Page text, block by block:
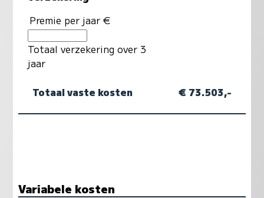
Premie per jaar €
Totaal verzekering over 3
jaar
Totaal vaste kosten € 73.503,-
Variabele kosten